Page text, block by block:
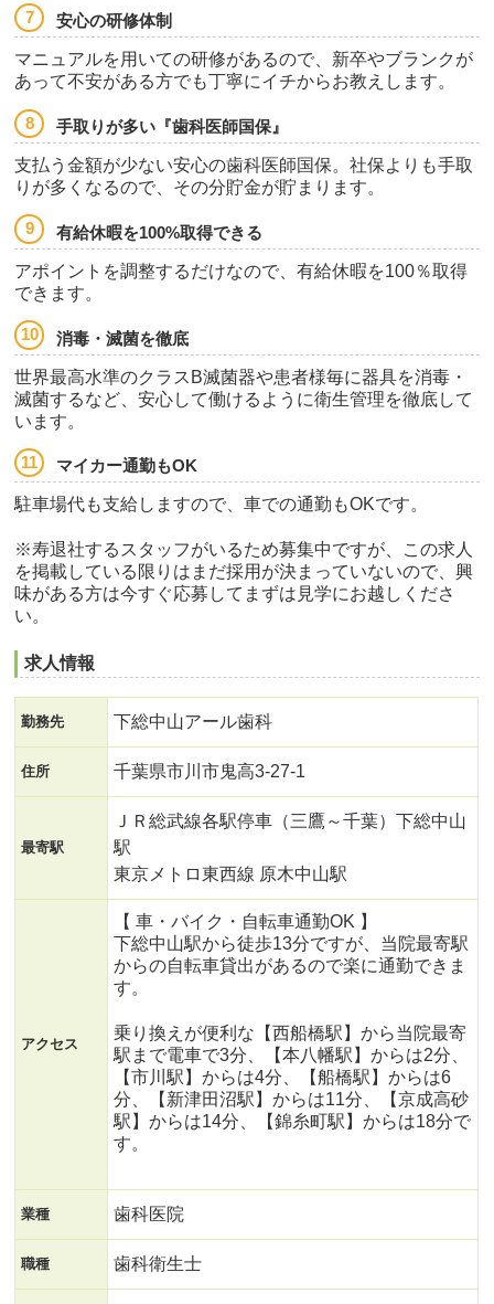
安心の研修体制
マニュアルを用いての研修があるので、新卒やブランクが
あって不安がある方でも丁寧にイチからお教えします。
手取りが多い『歯科医師国保』
支払う金額が少ない安心の歯科医師国保。社保よりも手取
りが多くなるので、その分貯金が貯まります。
有給休暇を100%取得できる
アポイントを調整するだけなので、有給休暇を100％取得
できます。
消毒・滅菌を徹底
世界最高水準のクラスB滅菌器や患者様毎に器具を消毒・
滅菌するなど、安心して働けるように衛生管理を徹底して
います。
マイカー通勤もOK
駐車場代も支給しますので、車での通勤もOKです。
※寿退社するスタッフがいるため募集中ですが、この求人
を掲載している限りはまだ採用が決まっていないので、興
味がある方は今すぐ応募してまずは見学にお越しくださ
い。
求人情報
勤務先 下総中山アール歯科
住所 千葉県市川市鬼高3-27-1
最寄駅
ＪＲ総武線各駅停車（三鷹～千葉）下総中山
駅
東京メトロ東西線 原木中山駅
アクセス
【 車・バイク・自転車通勤OK 】
下総中山駅から徒歩13分ですが、当院最寄駅
からの自転車貸出があるので楽に通勤できま
す。
乗り換えが便利な【西船橋駅】から当院最寄
駅まで電車で3分、【本八幡駅】からは2分、
【市川駅】からは4分、【船橋駅】からは6
分、【新津田沼駅】からは11分、【京成高砂
駅】からは14分、【錦糸町駅】からは18分で
す。
業種 歯科医院
職種 歯科衛生士